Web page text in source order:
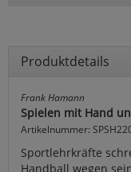
Produktdetails
Frank Hamann
Spielen mit Hand
Artikelnummer:
Sportlehrkräfte
Handball wegen